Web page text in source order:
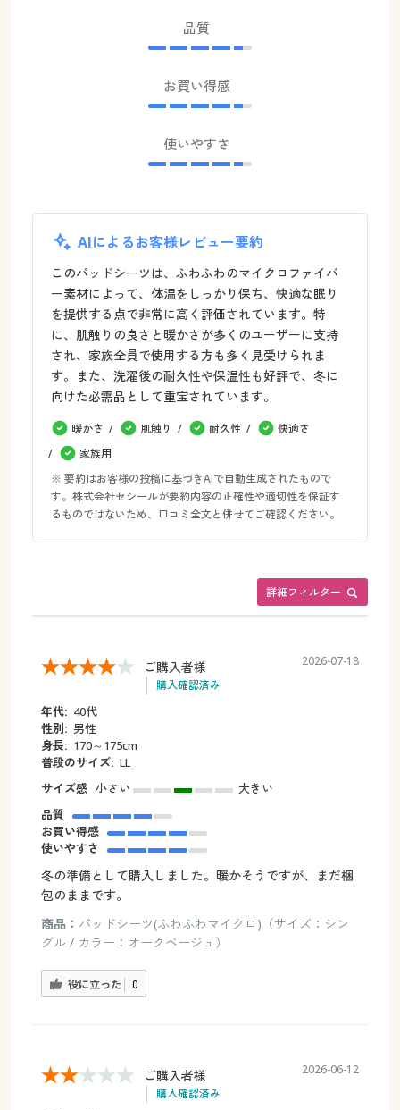
品質
お買い得感
使いやすさ
AIによるお客様レビュー要約
このパッドシーツは、ふわふわのマイクロファイバ
ー素材によって、体温をしっかり保ち、快適な眠り
を提供する点で非常に高く評価されています。特
に、肌触りの良さと暖かさが多くのユーザーに支持
され、家族全員で使用する方も多く見受けられま
す。また、洗濯後の耐久性や保温性も好評で、冬に
向けた必需品として重宝されています。
暖かさ 肌触り 耐久性
快適さ
家族用
※ 要約はお客様の投稿に基づきAIで自動生成されたもので
す。株式会社セシールが要約内容の正確性や適切性を保証す
るものではないため、口コミ全文と併せてご確認ください。
詳細フィルター
ご購入者様
購入確認済み
2026-07-18
年代: 40代
性別: 男性
身長: 170～175cm
普段のサイズ: LL
サイズ感 小さい
大きい
品質
お買い得感
使いやすさ
冬の準備として購入しました。暖かそうですが、まだ梱
包のままです。
商品： パッドシーツ(ふわふわマイクロ)（サイズ：シン
グル / カラー：オークベージュ）
役に立った 0
ご購入者様
購入確認済み
2026-06-12